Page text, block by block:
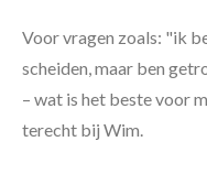
Voor vragen zoals: "ik
scheiden, maar ben
– wat is het beste voor
terecht bij Wim.